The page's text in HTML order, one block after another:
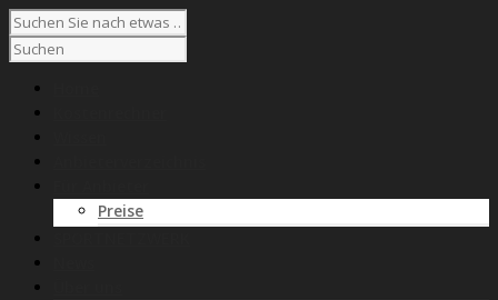
Preise